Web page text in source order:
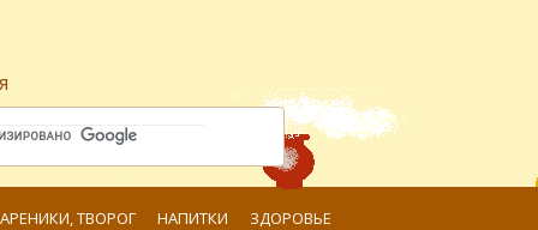
ТВОРОГ НАПИТКИ ЗДОРОВЬЕ